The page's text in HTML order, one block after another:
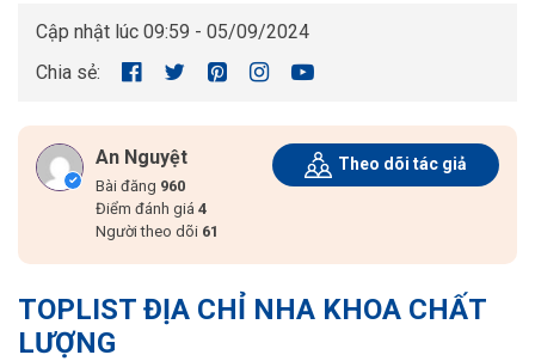
Cập nhật lúc 09:59 - 05/09/2024
Chia sẻ:
An Nguyệt
Bài đăng 960
Điểm đánh giá 4
Người theo dõi 61
Theo dõi tác giả
TOPLIST ĐỊA CHỈ NHA KHOA CHẤT
LƯỢNG